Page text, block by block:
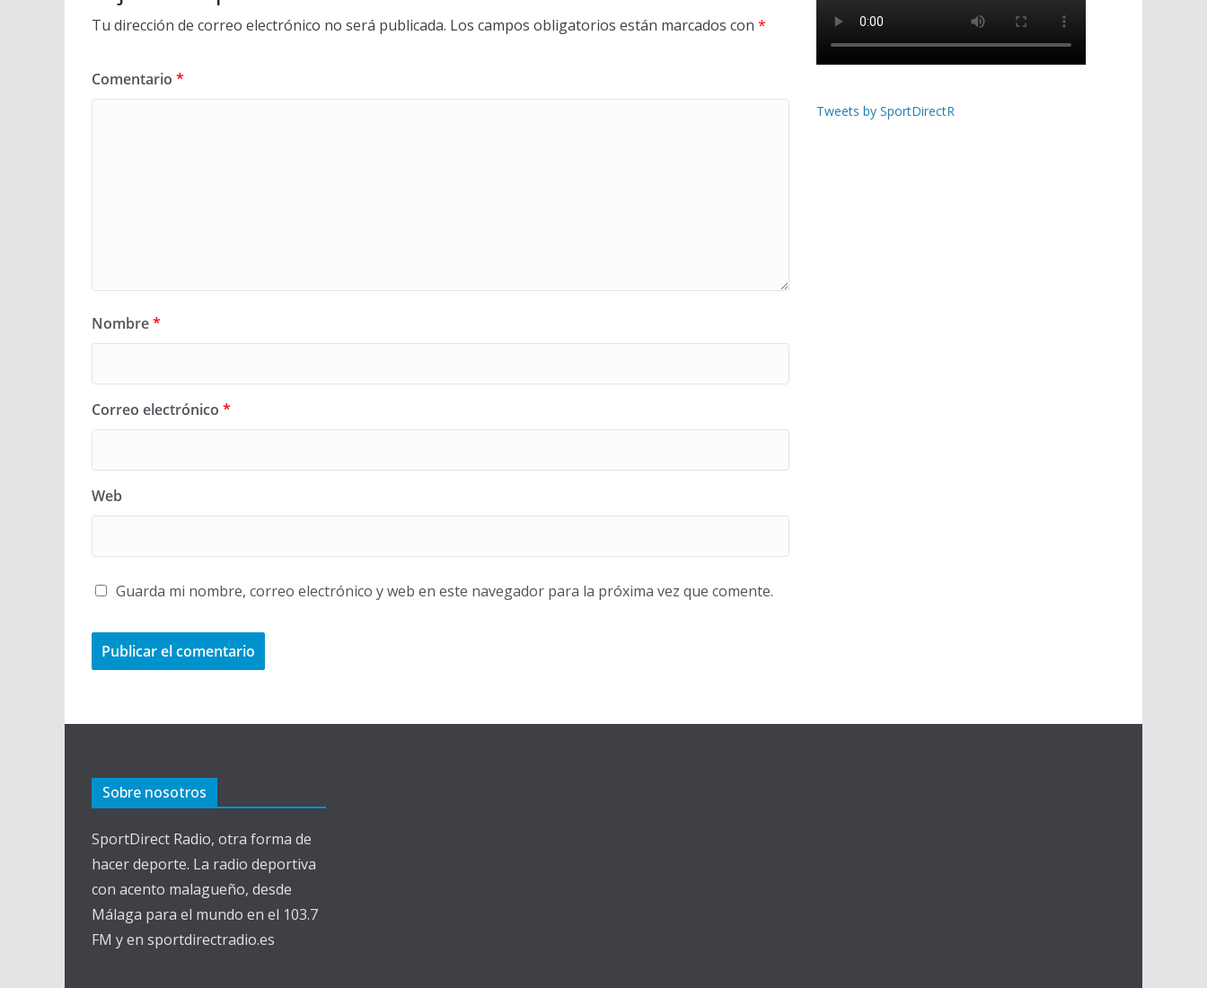
Tu dirección de correo electrónico no será publicada. Los campos obligatorios están marcados con *
Comentario *
Nombre*
Correo electrónico *
Web
Guarda mi nombre, correo electrónico y web en este navegador para la próxima vez que comente.
Tweets by SportDirectR
Sobre nosotros
SportDirect Radio, otra forma de
hacer deporte. La radio deportiva
con acento malagueño, desde
Málaga para el mundo en el 103.7
FM y en sportdirectradio.es